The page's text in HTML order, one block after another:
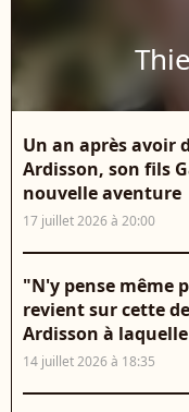
Un an après avoir
Ardisson, son fils
nouvelle aventure
17 juillet 2026 à 20:00
"N'y pense même
revient sur cette
Ardisson à
14 juillet 2026 à 18:35